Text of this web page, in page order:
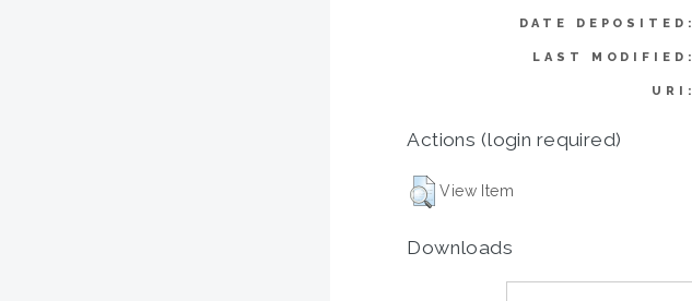
DATE DEPOSITED:
LAST MODIFIED:
URI:
Actions (login required)
View Item
Downloads